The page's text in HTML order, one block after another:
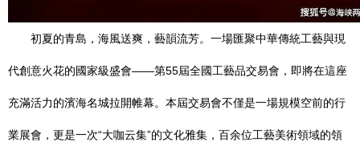
初夏的青島，海風送爽，藝韻流芳。一場匯聚中華傳統工藝與現
代創意火花的國家級盛會——第55屆全國工藝品交易會，即將在這座
充滿活力的濱海名城拉開帷幕。本屆交易會不僅是一場規模空前的行
業展會，更是一次“大咖云集”的文化雅集，百余位工藝美術領域的領